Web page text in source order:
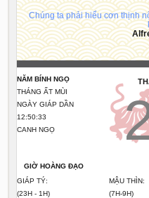
Chúng ta phải hiểu cơn thịnh
NĂM BÍNH NGỌ
THÁNG ẤT MÙI
NGÀY GIÁP DẦN
12:50:34
CANH NGỌ
GIỜ HOÀNG ĐẠO
GIÁP TÝ:
(23H - 1H)
MẬU THÌN:
(7H-9H)